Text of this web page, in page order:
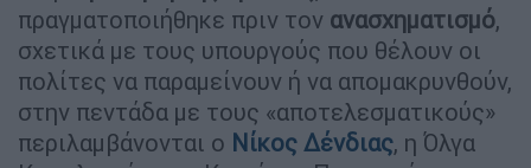
πραγματοποιήθηκε πριν τον ανασχηματισμό,
σχετικά με τους υπουργούς που θέλουν οι
πολίτες να παραμείνουν ή να απομακρυνθούν,
στην πεντάδα με τους «αποτελεσματικούς»
περιλαμβάνονται ο Νίκος Δένδιας, η Όλγα